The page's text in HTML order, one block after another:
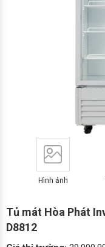
Hình ảnh
Tủ mát Hòa Phát
D8812